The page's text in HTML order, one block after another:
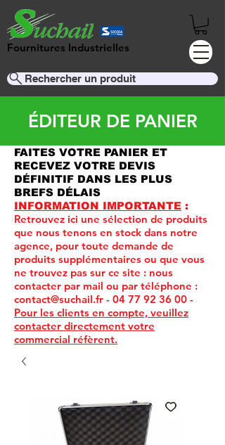
Fournitures Industrielles
Rechercher un produit
ÉDITEUR DE PANIER
FAITES VOTRE PANIER ET
RECEVEZ VOTRE DEVIS
DÉFINITIF DANS LES PLUS
BREFS DÉLAIS
INFORMATION IMPORTANTE :
Retrouvez ici une sélection de produits
que nous tenons en stock dans notre
agence, pour toute demande de
produits supplémentaires ou que vous
ne trouvez pas sur ce site : nous
contacter par mail ou par téléphone :
contact@suchail.fr - 04 77 92 36 00 -
Pour les clients en compte, veuillez
contacter directement votre
commercial réfèrent.